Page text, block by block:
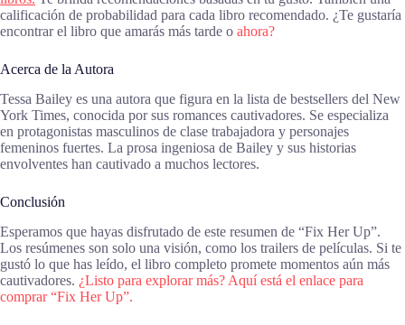
calificación de probabilidad para cada libro recomendado. ¿Te gustaría
encontrar el libro que amarás más tarde o ahora?
Acerca de la Autora
Tessa Bailey es una autora que figura en la lista de bestsellers del New
York Times, conocida por sus romances cautivadores. Se especializa
en protagonistas masculinos de clase trabajadora y personajes
femeninos fuertes. La prosa ingeniosa de Bailey y sus historias
envolventes han cautivado a muchos lectores.
Conclusión
Esperamos que hayas disfrutado de este resumen de “Fix Her Up”.
Los resúmenes son solo una visión, como los trailers de películas. Si te
gustó lo que has leído, el libro completo promete momentos aún más
cautivadores. ¿Listo para explorar más? Aquí está el enlace para
comprar “Fix Her Up”.